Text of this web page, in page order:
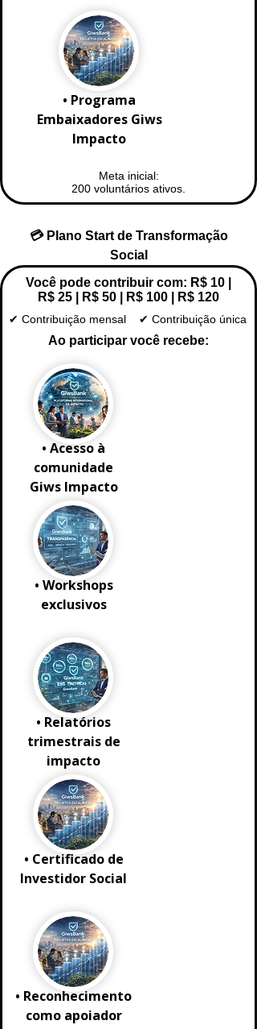
• Programa
Embaixadores Giws
Impacto
Meta inicial:
200 voluntários ativos.
💳 Plano Start de Transformação
Social
Você pode contribuir com: R$ 10 |
R$ 25 | R$ 50 | R$ 100 | R$ 120
✔ Contribuição mensal ✔ Contribuição única
Ao participar você recebe:
• Acesso à
comunidade
Giws Impacto
• Workshops
exclusivos
• Relatórios
trimestrais de
impacto
• Certificado de
Investidor Social
• Reconhecimento
como apoiador